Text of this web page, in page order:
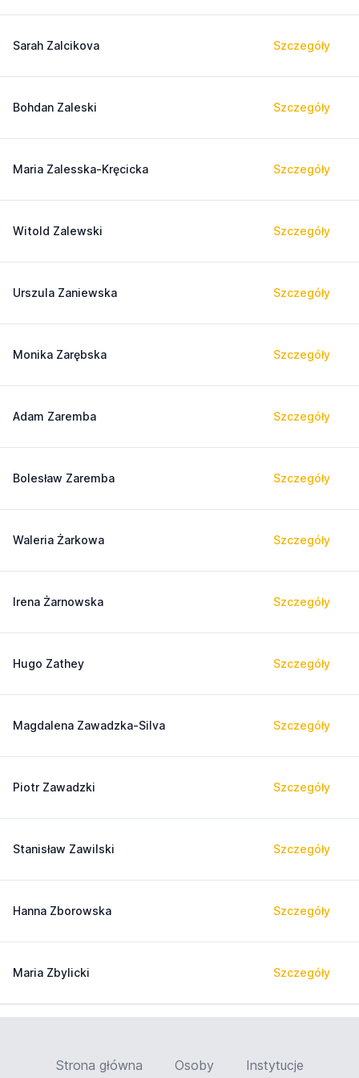
Sarah Zalcikova Szczegóły
Bohdan Zaleski Szczegóły
Maria Zalesska-Kręcicka Szczegóły
Witold Zalewski Szczegóły
Urszula Zaniewska Szczegóły
Monika Zarębska Szczegóły
Adam Zaremba Szczegóły
Bolesław Zaremba Szczegóły
Waleria Żarkowa Szczegóły
Irena Żarnowska Szczegóły
Hugo Zathey Szczegóły
Magdalena Zawadzka-Silva Szczegóły
Piotr Zawadzki Szczegóły
Stanisław Zawilski Szczegóły
Hanna Zborowska Szczegóły
Maria Zbylicki Szczegóły
Strona główna Osoby Instytucje